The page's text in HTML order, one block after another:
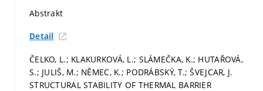
Abstrakt
Detail
ČELKO, L.; KLAKURKOVÁ, L.; SLÁMEČKA, K.; HUTAŘOVÁ,
S.; JULIŠ, M.; NĚMEC, K.; PODRÁBSKÝ, T.; ŠVEJCAR, J.
STRUCTURAL STABILITY OF THERMAL BARRIER